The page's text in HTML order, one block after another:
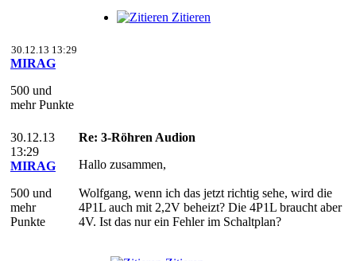
Zitieren
30.12.13 13:29
MIRAG
500 und
mehr Punkte
30.12.13
13:29
MIRAG
500 und
mehr
Punkte
Re: 3-Röhren Audion
Hallo zusammen,
Wolfgang, wenn ich das jetzt richtig sehe, wird die
4P1L auch mit 2,2V beheizt? Die 4P1L braucht aber
4V. Ist das nur ein Fehler im Schaltplan?